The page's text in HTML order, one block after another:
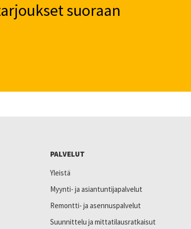
suoraan
PALVELUT
Yleistä
Myynti- ja asiantuntijapalvelut
Remontti- ja asennuspalvelut
Suunnittelu ja mittatilausratkaisut